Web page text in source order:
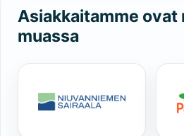
Asiakkaitamme ovat
muassa